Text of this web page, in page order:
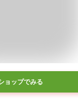
ョップでみる